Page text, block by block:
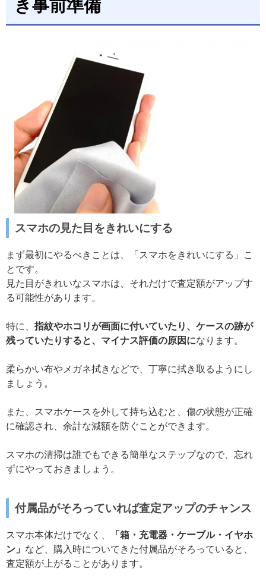
き事前準備
スマホの見た目をきれいにする
まず最初にやるべきことは、「スマホをきれいにする」こ
とです。
見た目がきれいなスマホは、それだけで査定額がアップす
る可能性があります。
特に、 指紋やホコリが画面に付いていたり、ケースの跡が
残っていたりすると、マイナス評価の原因になります。
柔らかい布やメガネ拭きなどで、丁寧に拭き取るようにし
ましょう。
また、スマホケースを外して持ち込むと、傷の状態が正確
に確認され、余計な減額を防ぐことができます。
スマホの清掃は誰でもできる簡単なステップなので、忘れ
ずにやっておきましょう。
付属品がそろっていれば査定アップのチャンス
スマホ本体だけでなく、
「箱・充電器・ケーブル・イヤホ
ン」 など、購入時についてきた付属品がそろっていると、
査定額が上がることがあります。